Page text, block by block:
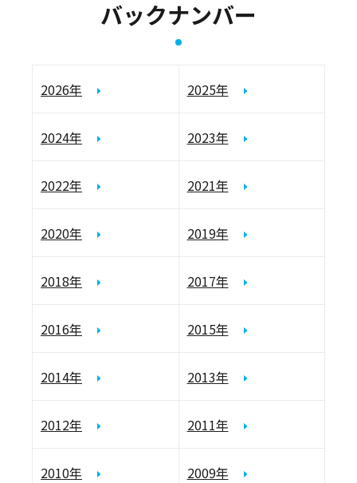
バックナンバー
2026年 2025年
2024年 2023年
2022年 2021年
2020年 2019年
2018年 2017年
2016年 2015年
2014年 2013年
2012年 2011年
2010年 2009年